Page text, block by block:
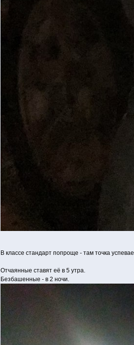
В классе стандарт попроще - там точка
Отчаянные ставят её в 5 утра.
Безбашенные - в 2 ночи.